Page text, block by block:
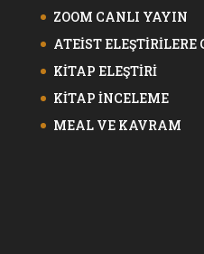
ZOOM CANLI YAYIN
ATEİST ELEŞTİRİLERE
KİTAP ELEŞTİRİ
KİTAP İNCELEME
MEAL VE KAVRAM